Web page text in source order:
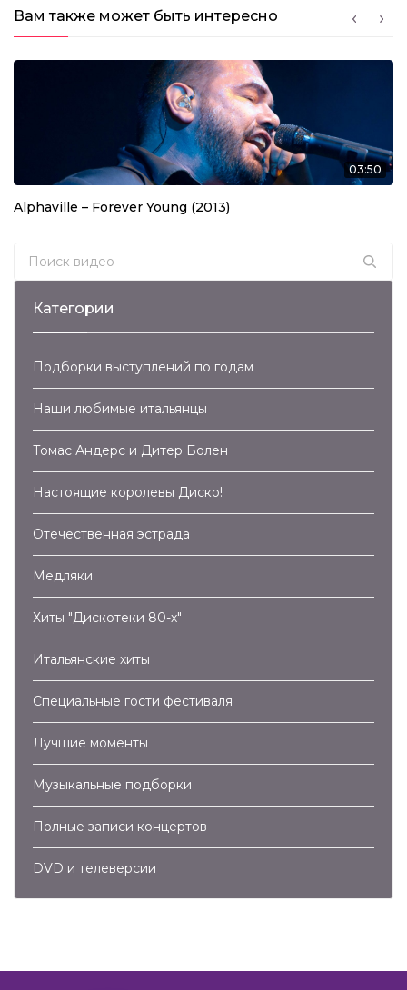
Samantha Fox – Touch Me (2015)
Samantha Fox – Hot Stuff (2015)
03:30
Samantha Fox – Touch Me (2017)
03:30
(2017)
Вам также может быть интересно
03:50
Alphaville – Forever Young (2013)
Search for:
Категории
Подборки выступлений по годам
Наши любимые итальянцы
Томас Андерс и Дитер Болен
Настоящие королевы Диско!
Отечественная эстрада
Медляки
Хиты "Дискотеки 80-х"
Итальянские хиты
Специальные гости фестиваля
Лучшие моменты
Музыкальные подборки
Полные записи концертов
DVD и телеверсии